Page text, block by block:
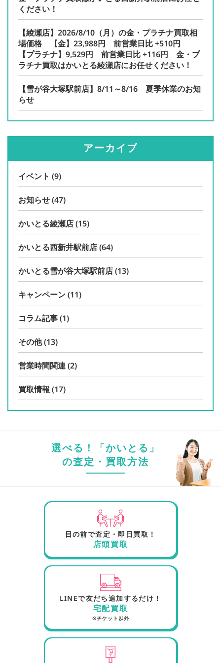
ください！
【綾瀬店】2026/8/10（月）の金・プラチナ買取相
場価格 【金】23,988円 前営業日比 +510円
【プラチナ】9,529円 前営業日比 +116円 金・プ
ラチナ買取はかいとる綾瀬店にお任せください！
【雪が谷大塚駅前店】8/11～8/16 夏季休業のお知
らせ
アーカイブ
イベント (9)
お知らせ(47)
かいとる綾瀬店(15)
かいとる西新井駅前店(64)
かいとる雪が谷大塚駅前店(13)
キャンペーン(11)
コラム記事(1)
その他(13)
営業時間関連(2)
買取情報 (17)
選べる！「かいとる」
の査定・買取方法
目の前で査定・即日買取！
店頭買取
LINEで友だち追加するだけ！
宅配買取
※チケット以外